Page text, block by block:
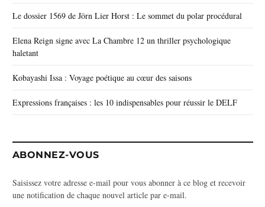
Le dossier 1569 de Jörn Lier Horst : Le sommet du polar procédural
Elena Reign signe avec La Chambre 12 un thriller psychologique
haletant
Kobayashi Issa : Voyage poétique au cœur des saisons
Expressions françaises : les 10 indispensables pour réussir le DELF
ABONNEZ-VOUS
Saisissez votre adresse e-mail pour vous abonner à ce blog et recevoir
une notification de chaque nouvel article par e-mail.